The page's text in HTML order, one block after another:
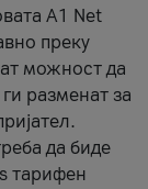
А1 Net
преку
можност да
разменат за
да биде
тарифен